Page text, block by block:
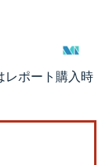
が必要です。
レポート購入時